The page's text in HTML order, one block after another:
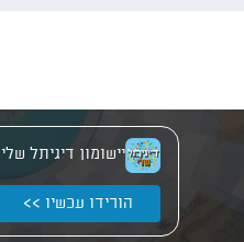
יישומון דיגיתל שלי
הורידו עכשיו >>